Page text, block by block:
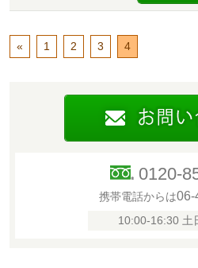
« 1 2 3 4
0120-
携帯電話からは06-
10:00-16:30 土